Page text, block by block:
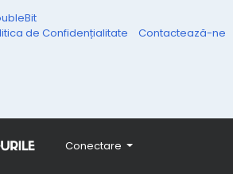
Conectare
de Confidențialitate Contactează-ne